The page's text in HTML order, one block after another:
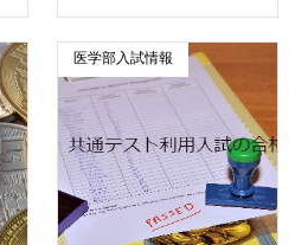
医学部入試情報